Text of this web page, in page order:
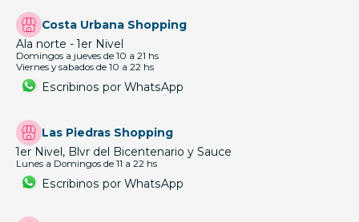
Costa Urbana Shopping
Ala norte - 1er Nivel
Domingos a jueves de 10 a 21 hs
Viernes y sabados de 10 a 22 hs
Escribinos por WhatsApp
Las Piedras Shopping
1er Nivel, Blvr del Bicentenario y Sauce
Lunes a Domingos de 11 a 22 hs
Escribinos por WhatsApp